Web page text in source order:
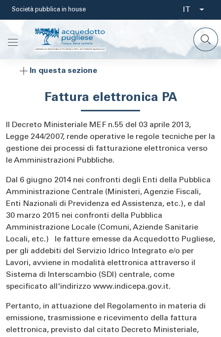
Salta
contenuto
principale
Società pubblica in house
Select
your
IT
In questa sezione
Fattura elettronica PA
Il Decreto Ministeriale MEF n.55 del 03 aprile 2013,
Legge 244/2007, rende operative le regole tecniche per la
gestione dei processi di fatturazione elettronica verso
le Amministrazioni Pubbliche.
Dal 6 giugno 2014 nei confronti degli Enti della Pubblica
Amministrazione Centrale (Ministeri, Agenzie Fiscali,
Enti Nazionali di Previdenza ed Assistenza, etc.), e dal
30 marzo 2015 nei confronti della Pubblica
Amministrazione Locale (Comuni, Aziende Sanitarie
Locali, etc.) le fatture emesse da Acquedotto Pugliese,
per gli addebiti del Servizio Idrico Integrato e/o per
Lavori, avviene in modalità elettronica attraverso il
Sistema di Interscambio (SDI) centrale, come
specificato all'indirizzo www.indicepa.gov.it.
Pertanto, in attuazione del Regolamento in materia di
emissione, trasmissione e ricevimento della fattura
elettronica, previsto dal citato Decreto Ministeriale,